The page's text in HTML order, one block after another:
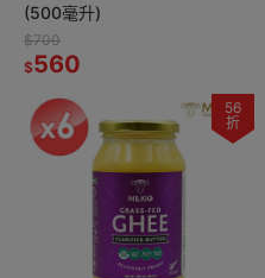
(500毫升)
$700
$560
56
折